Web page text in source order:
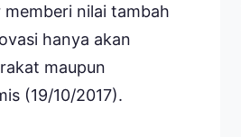
nilai tambah
hanya akan
maupun
(19/10/2017).